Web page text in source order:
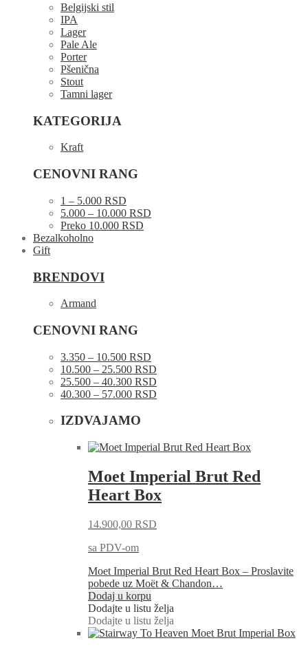
Belgijski stil
IPA
Lager
Pale Ale
Porter
Pšenična
Stout
Tamni lager
KATEGORIJA
Kraft
CENOVNI RANG
1 – 5.000 RSD
5.000 – 10.000 RSD
Preko 10.000 RSD
Bezalkoholno
Gift
BRENDOVI
Armand
CENOVNI RANG
3.350 – 10.500 RSD
10.500 – 25.500 RSD
25.500 – 40.300 RSD
40.300 – 57.000 RSD
IZDVAJAMO
Moet Imperial Brut Red
Heart Box
14.900,00 RSD
sa PDV-om
Moet Imperial Brut Red Heart Box – Proslavite
pobede uz Moët & Chandon…
Dodaj u korpu
Dodajte u listu želja
Dodajte u listu želja